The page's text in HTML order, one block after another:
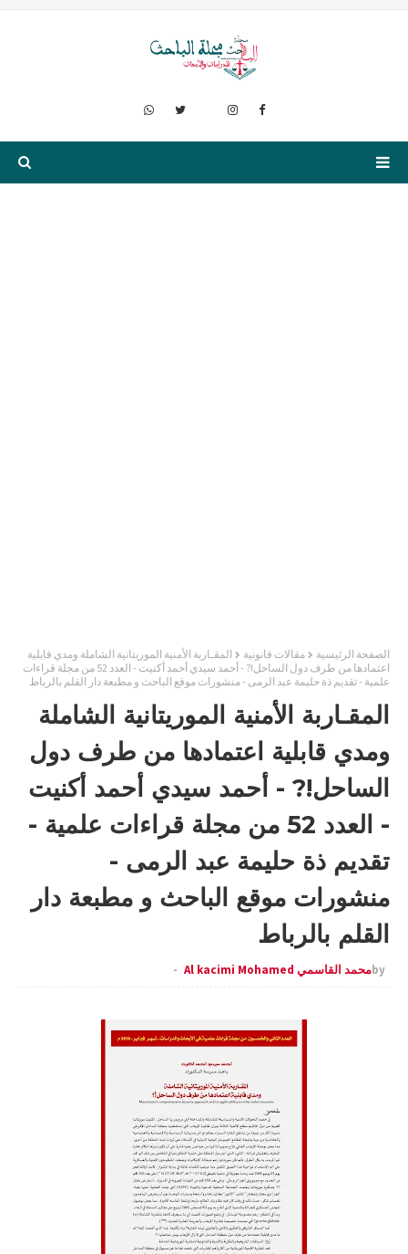
الصفحة الرئيسية مقالات قانونية
المقـاربة الأمنية الموريتانية الشاملة ومدي قابلية
اعتمادها من طرف دول الساحل!? - أحمد سيدي أحمد أكنيت - العدد 52 من مجلة قراءات
علمية - تقديم ذة حليمة عبد الرمى - منشورات موقع الباحث و مطبعة دار القلم بالرباط
المقـاربة الأمنية الموريتانية الشاملة
ومدي قابلية اعتمادها من طرف دول
الساحل!? - أحمد سيدي أحمد أكنيت
- العدد 52 من مجلة قراءات علمية -
تقديم ذة حليمة عبد الرمى -
منشورات موقع الباحث و مطبعة دار
القلم بالرباط
byمحمد القاسمي Al kacimi Mohamed